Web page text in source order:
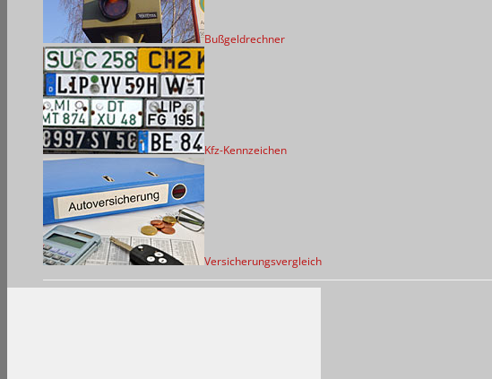
Bußgeldrechner
Kfz-Kennzeichen
Versicherungsvergleich